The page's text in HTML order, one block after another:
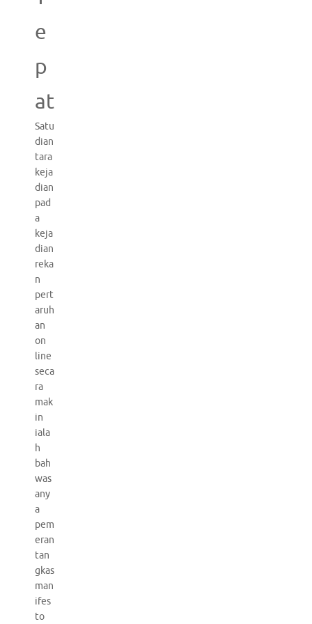
e
p
at
Satu
dian
tara
keja
dian
pad
a
keja
dian
reka
n
pert
aruh
an
on
line
seca
ra
mak
in
iala
h
bah
was
any
a
pem
eran
tan
gkas
man
ifes
to